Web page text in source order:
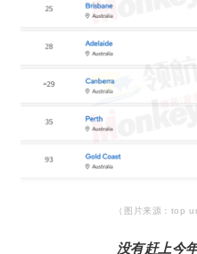
（图片来源：top
没有赶上今